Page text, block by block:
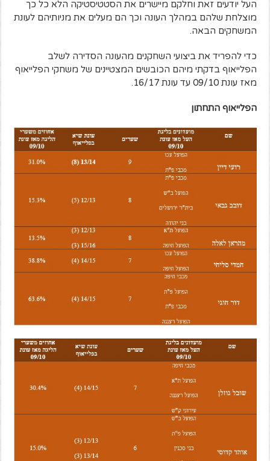
העל יודעים זאת וחלקם מיישרים את הסטטיסטיקה הלא כל כך
מוצלחת שלהם במהלך העונה וכך הם מעלים את מניותיהם לעונת
המשחקים הבאה.
כדי להפריד את ביצועי השחקנים מהעונה הסדירה לשלב
הפלייאוף בדקתי מיהם הכובשים המצטיינים של משחקי הפלייאוף
מאז עונת 09/10 עד עונת 16/17.
הפלייאוף התחתון